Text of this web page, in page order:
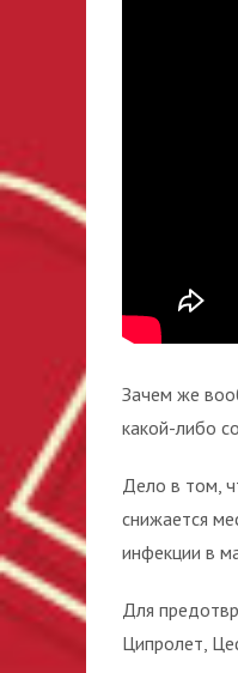
Зачем же
какой-либо
Дело в том,
снижается
инфекции в
Для
Ципролет,